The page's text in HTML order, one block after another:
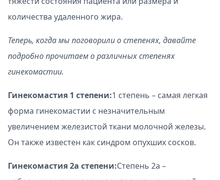
количества удаленного жира.
Теперь, когда мы поговорили о степенях, давайте
подробно прочитаем о различных степенях
гинекомастии.
Гинекомастия 1 степени:1 степень – самая легкая
форма гинекомастии с незначительным
увеличением железистой ткани молочной железы.
Он также известен как синдром опухших сосков.
Гинекомастия 2а степени:Степень 2а –